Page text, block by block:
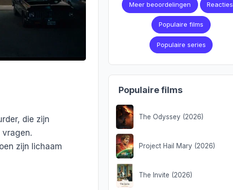
die zijn
zijn lichaam
Meer beoordelingen Reacties
Populaire films
Populaire series
Populaire films
The Odyssey (2026)
Project Hail Mary (2026)
The Invite (2026)